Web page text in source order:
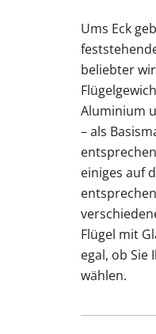
Ums Eck
beliebter
Aluminium
– als
einiges auf
Flügel mit
egal, ob
wählen.